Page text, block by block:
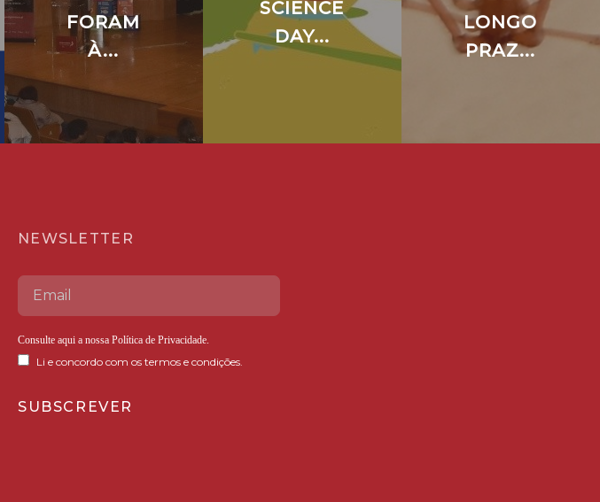
FORAM
À...
SCIENCE
DAY...
LONGO
PRAZ...
NEWSLETTER
Consulte aqui a nossa Política de Privacidade
Li e concordo com os termos e condições.